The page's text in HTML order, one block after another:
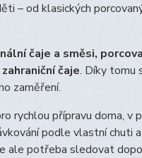
– od klasických
čaje a směsi,
čaje. Díky tomu
zaměření.
rychlou přípravu doma, v
podle vlastní
ale potřeba sledovat